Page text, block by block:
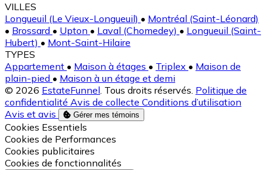
VILLES
Longueuil (Le Vieux-Longueuil) • Montréal (Saint-Léonard)
• Brossard • Upton • Laval (Chomedey) • Longueuil (Saint-
Hubert) • Mont-Saint-Hilaire
TYPES
Appartement • Maison à étages • Triplex • Maison de
plain-pied • Maison à un étage et demi
© 2026 EstateFunnel. Tous droits réservés. Politique de
confidentialité Avis de collecte Conditions d’utilisation
Avis et avis
Gérer mes témoins
Activer
Cookies Essentiels
Activer
Cookies de Performances
Activer
Cookies publicitaires
Activer
Cookies de fonctionnalités